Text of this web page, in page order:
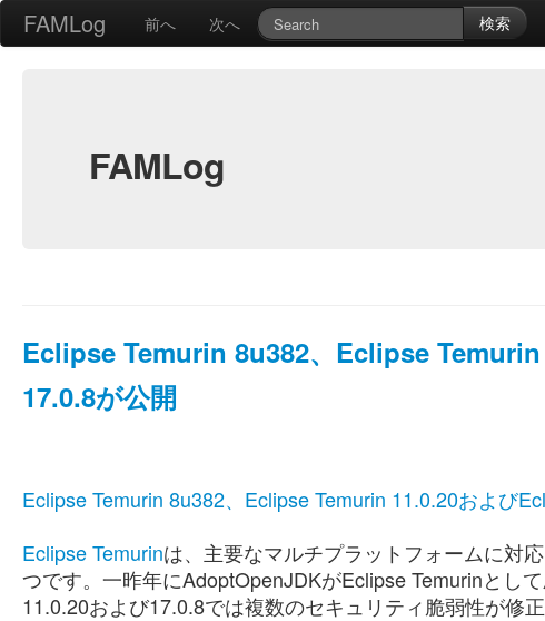
FAMLog 前へ 次へ 検索
FAMLog
Eclipse Temurin 8u382、Eclipse
17.0.8が公開
Eclipse Temurin 8u382、Eclipse Temurin 11.0.20および
Eclipse Temurinは、主要なマルチプラットフォームに対
つです。一昨年にAdoptOpenJDKがEclipse Temurinとし
11.0.20および17.0.8では複数のセキュリティ脆弱性が修正